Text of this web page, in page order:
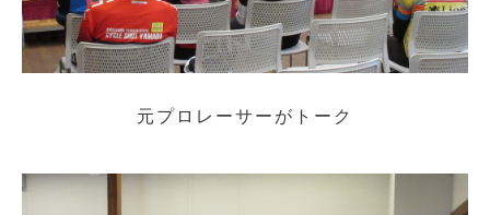
元プロレーサーがトーク